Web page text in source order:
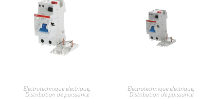
Electrotechnique electrique,
Distribution de puissance
Electrotechnique electrique,
Distribution de puissance